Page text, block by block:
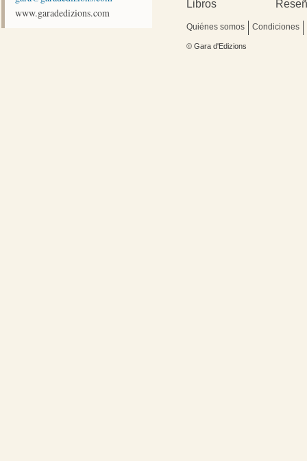
www.garadedizions.com
Libros
Quiénes somos Condiciones
© Gara d'Edizions